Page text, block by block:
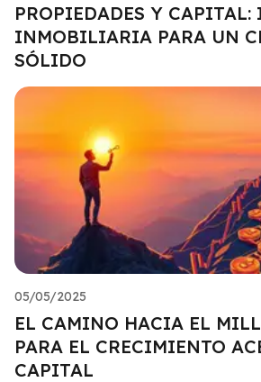
PROPIEDADES Y CAPITAL:
INMOBILIARIA PARA UN
SÓLIDO
05/05/2025
EL CAMINO HACIA EL
PARA EL CRECIMIENTO
CAPITAL